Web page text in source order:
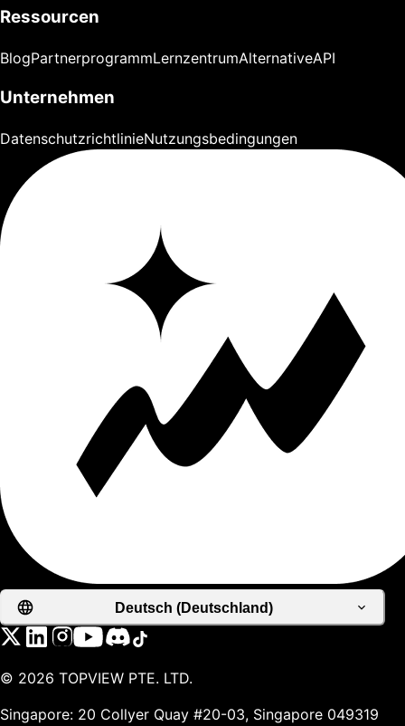
Ressourcen
BlogPartnerprogrammLernzentrumAlternativeAPI
Unternehmen
DatenschutzrichtlinieNutzungsbedingungen
Deutsch (Deutschland)
© 2026 TOPVIEW PTE. LTD.
Singapore: 20 Collyer Quay #20-03, Singapore 049319